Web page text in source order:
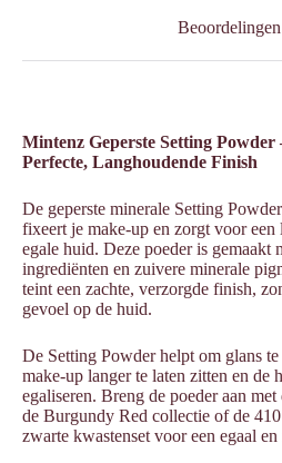
Mintenz Geperste Setting Powder
Perfecte, Langhoudende Finish
De geperste minerale Setting
fixeert je make-up en zorgt voor een
egale huid. Deze poeder is gemaakt
ingrediënten en zuivere minerale
teint een zachte, verzorgde finish,
gevoel op de huid.
De Setting Powder helpt om glans
make-up langer te laten zitten en de
egaliseren. Breng de poeder aan
de Burgundy Red collectie of de
zwarte kwastenset voor een egaal